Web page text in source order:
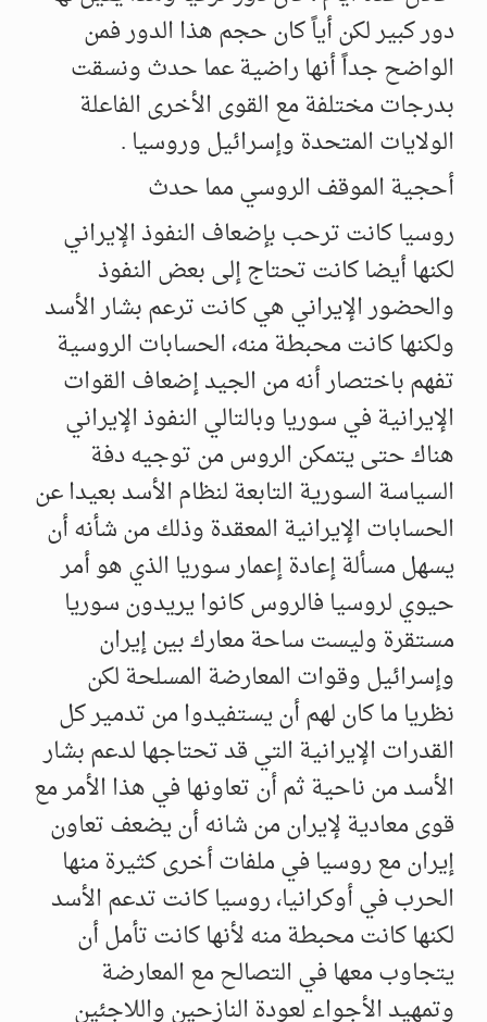
دور كبير لكن أياً كان حجم هذا الدور فمن
الواضح جداً أنها راضية عما حدث ونسقت
بدرجات مختلفة مع القوى الأخرى الفاعلة
الولايات المتحدة وإسرائيل وروسيا .
أحجية الموقف الروسي مما حدث
روسيا كانت ترحب بإضعاف النفوذ الإيراني
لكنها أيضا كانت تحتاج إلى بعض النفوذ
والحضور الإيراني هي كانت ترعم بشار الأسد
ولكنها كانت محبطة منه، الحسابات الروسية
تفهم باختصار أنه من الجيد إضعاف القوات
الإيرانية في سوريا وبالتالي النفوذ الإيراني
هناك حتى يتمكن الروس من توجيه دفة
السياسة السورية التابعة لنظام الأسد بعيدا عن
الحسابات الإيرانية المعقدة وذلك من شأنه أن
يسهل مسألة إعادة إعمار سوريا الذي هو أمر
حيوي لروسيا فالروس كانوا يريدون سوريا
مستقرة وليست ساحة معارك بين إيران
وإسرائيل وقوات المعارضة المسلحة لكن
نظريا ما كان لهم أن يستفيدوا من تدمير كل
القدرات الإيرانية التي قد تحتاجها لدعم بشار
الأسد من ناحية ثم أن تعاونها في هذا الأمر مع
قوى معادية لإيران من شانه أن يضعف تعاون
إيران مع روسيا في ملفات أخرى كثيرة منها
الحرب في أوكرانيا، روسيا كانت تدعم الأسد
لكنها كانت محبطة منه لأنها كانت تأمل أن
يتجاوب معها في التصالح مع المعارضة
وتمهيد الأجواء لعودة النازحين واللاجئين